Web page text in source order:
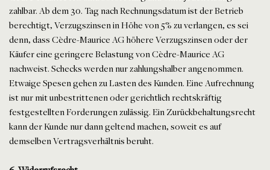
zahlbar. Ab dem 30. Tag nach Rechnungsdatum ist der Betrieb
berechtigt, Verzugszinsen in Höhe von 5% zu verlangen, es sei
denn, dass Cèdre-Maurice AG höhere Verzugszinsen oder der
Käufer eine geringere Belastung von Cèdre-Maurice AG
nachweist. Schecks werden nur zahlungshalber angenommen.
Etwaige Spesen gehen zu Lasten des Kunden. Eine Aufrechnung
ist nur mit unbestrittenen oder gerichtlich rechtskräftig
festgestellten Forderungen zulässig. Ein Zurückbehaltungsrecht
kann der Kunde nur dann geltend machen, soweit es auf
demselben Vertragsverhältnis beruht.